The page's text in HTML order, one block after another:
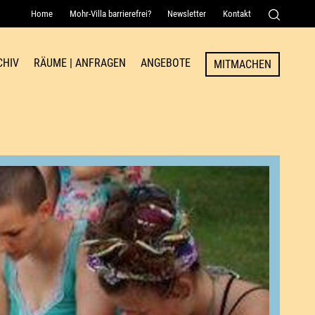
Home Mohr-Villa barrierefrei? Newsletter Kontakt
Senden
RÄUME | ANFRAGEN ANGEBOTE MITMACHEN